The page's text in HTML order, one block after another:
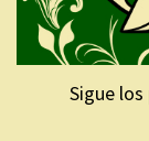
Sigue